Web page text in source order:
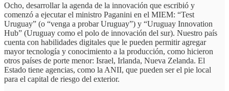
Ocho, desarrollar la agenda de la innovación que escribió y
comenzó a ejecutar el ministro Paganini en el MIEM: “Test
Uruguay” (o “venga a probar Uruguay”) y “Uruguay Innovation
Hub” (Uruguay como el polo de innovación del sur). Nuestro país
cuenta con habilidades digitales que le pueden permitir agregar
mayor tecnología y conocimiento a la producción, como hicieron
otros países de porte menor: Israel, Irlanda, Nueva Zelanda. El
Estado tiene agencias, como la ANII, que pueden ser el pie local
para el capital de riesgo del exterior.